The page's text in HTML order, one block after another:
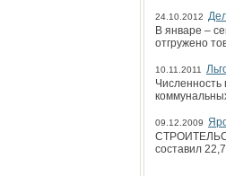
24.10.2012
В январе –
отгружено
10.11.2011
09.12.2009
составил